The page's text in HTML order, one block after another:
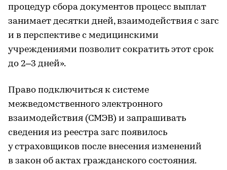
процедур сбора документов процесс выплат
занимает десятки дней, взаимодействия с загс
и в перспективе с медицинскими
учреждениями позволит сократить этот срок
до 2–3 дней».
Право подключиться к системе
межведомственного электронного
взаимодействия (СМЭВ) и запрашивать
сведения из реестра загс появилось
у страховщиков после внесения изменений
в закон об актах гражданского состояния.